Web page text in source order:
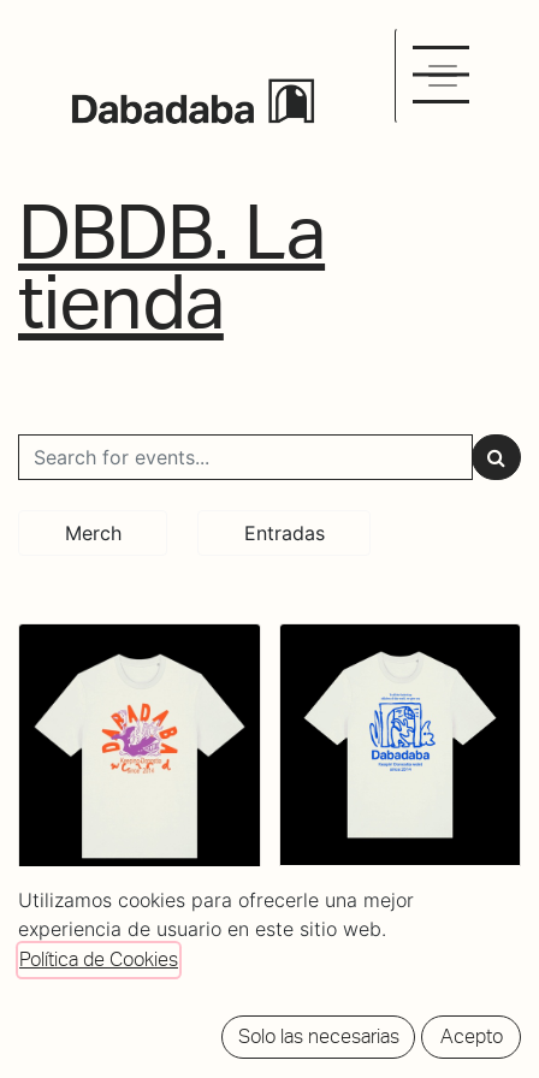
DBDB. La
tienda
Merch Entradas
Camiseta 10
Aniversario - Ballena
20,00€
Camiseta DBDB - For
all the fucked up
children...
Utilizamos cookies para ofrecerle una mejor
experiencia de usuario en este sitio web.
Política de Cookies
Solo las necesarias Acepto